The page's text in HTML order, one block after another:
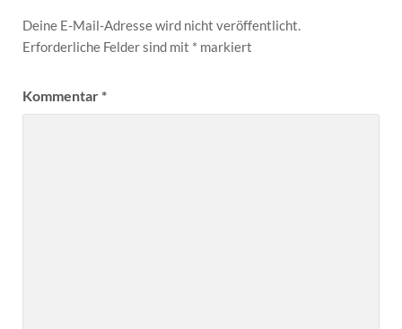
Deine E-Mail-Adresse wird nicht veröffentlicht.
Erforderliche Felder sind mit * markiert
Kommentar*